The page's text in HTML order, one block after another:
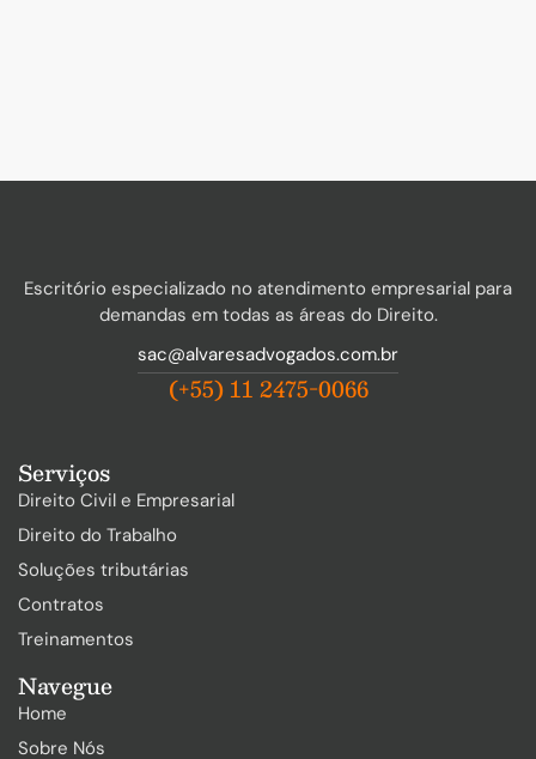
Escritório especializado no atendimento empresarial para
demandas em todas as áreas do Direito.
sac@alvaresadvogados.com.br
(+55) 11 2475-0066
Serviços
Direito Civil e Empresarial
Direito do Trabalho
Soluções tributárias
Contratos
Treinamentos
Navegue
Home
Sobre Nós